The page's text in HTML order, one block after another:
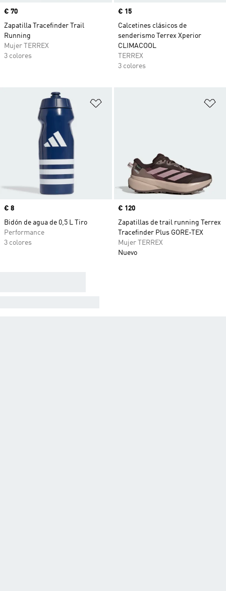
Precio
€ 70
Zapatilla Tracefinder Trail
Running
Mujer TERREX
3 colores
Precio
€ 15
Calcetines clásicos de
senderismo Terrex Xperior
CLIMACOOL
TERREX
3 colores
Precio
€ 8
Bidón de agua de 0,5 L Tiro
Performance
3 colores
Precio
€ 120
Zapatillas de trail running Terrex
Tracefinder Plus GORE-TEX
Mujer TERREX
Nuevo